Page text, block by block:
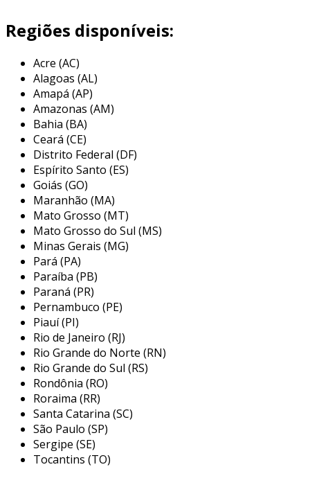
durabilidade de máquinas e ferramentas que
dependem de ar comprimido.
o filtro é responsável por remover impurezas,
partículas e umidade do ar comprimido,
enquanto o regulador ajusta a pressão do ar
para os níveis desejados. por fim, o lubrificador
adiciona uma fina película de óleo ao ar, o que
reduz o desgaste das partes móveis dos
equipamentos. assim, o filtro regulador com
lubrificador garante que os sistemas
pneumáticos operem de forma adequada e sem
interrupções.
principais aplicações do filtro
regulador com lubrificador
os filtros reguladores com lubrificadores são
amplamente utilizados em diversos setores da
indústria. isso se deve à sua capacidade de
otimizar o desempenho de ferramentas e
maquinários que utilizam ar comprimido. entre
as principais aplicações destacam-se:
indústria automotiva:
sistemas de pintura e ferramentas
pneumáticas, assegurando a qualidade e a
eficiência dos processos.
Regiões disponíveis:
Acre (AC)
Alagoas (AL)
Amapá (AP)
Amazonas (AM)
Bahia (BA)
Ceará (CE)
Distrito Federal (DF)
Espírito Santo (ES)
Goiás (GO)
Maranhão (MA)
Mato Grosso (MT)
Mato Grosso do Sul (MS)
Minas Gerais (MG)
Pará (PA)
Paraíba (PB)
Paraná (PR)
Pernambuco (PE)
Piauí (PI)
Rio de Janeiro (RJ)
Rio Grande do Norte (RN)
Rio Grande do Sul (RS)
Rondônia (RO)
Roraima (RR)
Santa Catarina (SC)
São Paulo (SP)
Sergipe (SE)
Tocantins (TO)